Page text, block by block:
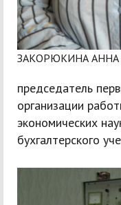
ЗАКОРЮКИНА АННА
председатель
организации
экономических
бухгалтерского